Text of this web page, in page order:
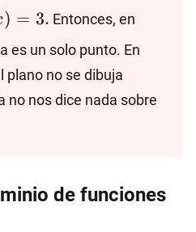
) = 3. Entonces, en
es un solo punto. En
plano no se dibuja
no nos dice nada sobre
de funciones